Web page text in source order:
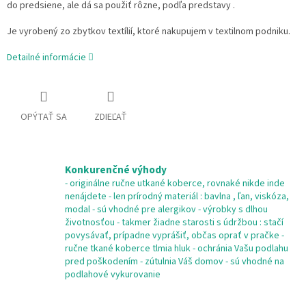
do predsiene, ale dá sa použiť rôzne, podľa predstavy .
Je vyrobený zo zbytkov textílií, ktoré nakupujem v textilnom podniku.
Detailné informácie
OPÝTAŤ SA ZDIEĽAŤ
Konkurenčné výhody
- originálne ručne utkané koberce, rovnaké nikde inde
nenájdete - len prírodný materiál : bavlna , ľan, viskóza,
modal - sú vhodné pre alergikov - výrobky s dlhou
životnosťou - takmer žiadne starosti s údržbou : stačí
povysávať, prípadne vyprášiť, občas oprať v pračke -
ručne tkané koberce tlmia hluk - ochránia Vašu podlahu
pred poškodením - zútulnia Váš domov - sú vhodné na
podlahové vykurovanie